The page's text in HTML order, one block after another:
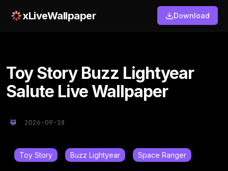
xLiveWallpaper Download
Toy Story Buzz Lightyear
Salute Live Wallpaper
2026-09-18
Toy Story Buzz Lightyear Space Ranger